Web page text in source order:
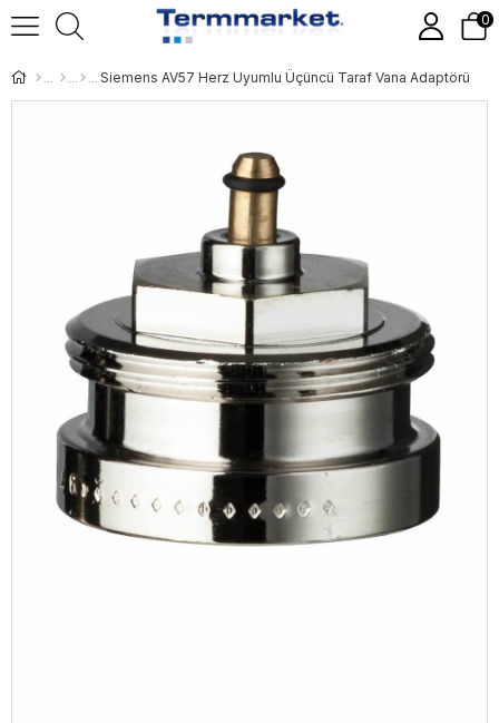
0
Siemens AV57 Herz Uyumlu Üçüncü Taraf Vana Adaptörü